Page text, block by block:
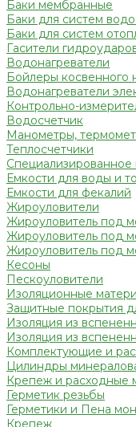
Баки мембранные
Баки для систем
Баки для систем
Гасители
Водонагреватели
Бойлеры косвенного
Водонагреватели
Контрольно-
Водосчетчик
Манометры,
Теплосчетчики
Емкости для воды и
Емкости для фекалий
Жироуловители
Жироуловитель под
Жироуловитель под
Жироуловитель под
Кесоны
Пескоуловители
Изоляционные
Защитные покрытия
Изоляция из
Изоляция из
Комплектующие и
Цилиндры
Крепеж и расходные
Герметик резьбы
Герметики и Пена
Крепеж